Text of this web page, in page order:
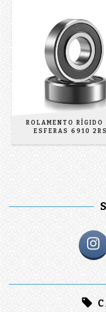
ROLAMENTO RÍGIDO
ESFERAS 6910 2RS